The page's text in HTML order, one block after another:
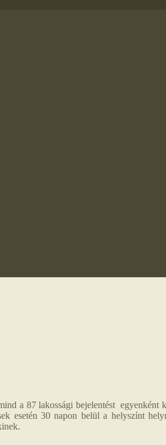
a 87 lakossági bejelentést
esetén 30 napon belül a helyszínt